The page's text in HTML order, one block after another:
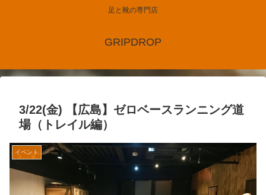
足と靴の専門店
GRIPDROP
3/22(金) 【広島】ゼロベースランニング道
場（トレイル編）
イベント